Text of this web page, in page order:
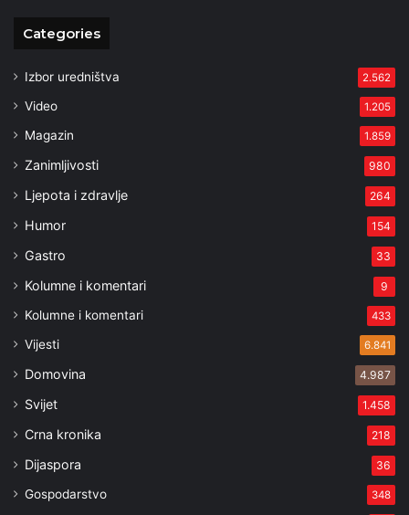
Categories
Izbor uredništva 2.562
Video 1.205
Magazin 1.859
Zanimljivosti 980
Ljepota i zdravlje 264
Humor 154
Gastro 33
Kolumne i komentari 9
Kolumne i komentari 433
Vijesti 6.841
Domovina 4.987
Svijet 1.458
Crna kronika 218
Dijaspora 36
Gospodarstvo 348